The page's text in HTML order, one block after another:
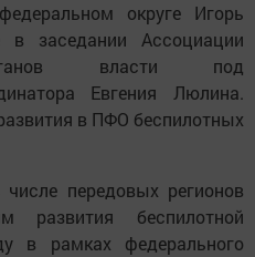
округе Игорь
в заседании Ассоциации
власти под
Евгения Люлина.
в ПФО беспилотных
передовых регионов
развития беспилотной
в рамках федерального